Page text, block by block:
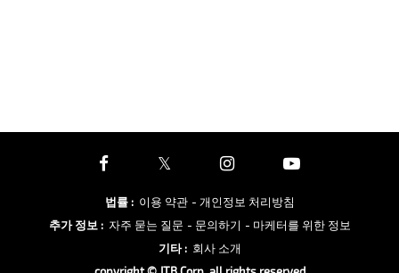
법률: 이용 약관 - 개인정보 처리방침
추가 정보 : 자주 묻는 질문 - 문의하기 - 마케터를 위한 정보
기타: 회사 소개